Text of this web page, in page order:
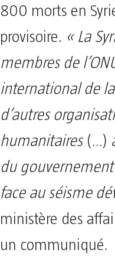
800 morts en
provisoire. « La
membres de
international de
d’autres
humanitaires (…)
du
face au séisme
ministère des
un communiqué.